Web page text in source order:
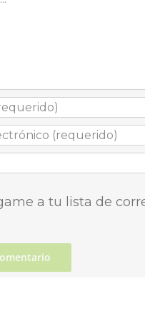
a tu lista de